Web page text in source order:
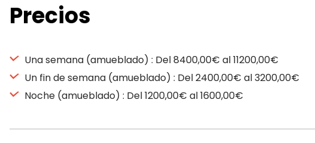
Precios
Una semana (amueblado) : Del 8400,00€ al 11200,00€
Un fin de semana (amueblado) : Del 2400,00€ al 3200,00€
Noche (amueblado) : Del 1200,00€ al 1600,00€